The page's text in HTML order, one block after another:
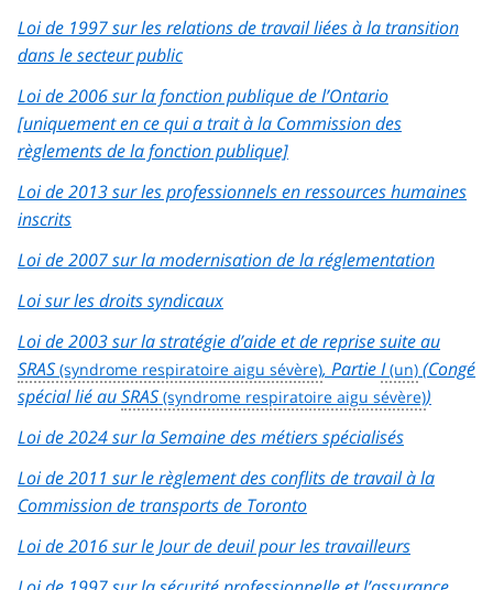
Loi de 1997 sur les relations de travail liées à la transition
dans le secteur public
Loi de 2006 sur la fonction publique de l’Ontario
[uniquement en ce qui a trait à la Commission des
règlements de la fonction publique]
Loi de 2013 sur les professionnels en ressources humaines
inscrits
Loi de 2007 sur la modernisation de la réglementation
Loi sur les droits syndicaux
Loi de 2003 sur la stratégie d’aide et de reprise suite au
SRAS
, PartieI
(Congé
spécial lié auSRAS
)
Loi de 2024 sur la Semaine des métiers spécialisés
Loi de 2011 sur le règlement des conflits de travail à la
Commission de transports de Toronto
Loi de 2016 sur le Jour de deuil pour les travailleurs